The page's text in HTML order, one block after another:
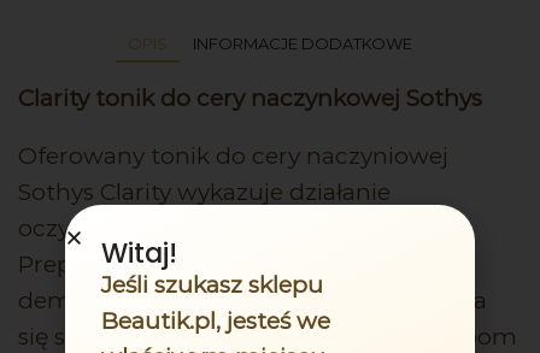
OPIS INFORMACJE DODATKOWE
Clarity tonik do cery naczynkowej Sothys
Oferowany tonik do cery naczyniowej
Sothys Clarity wykazuje działanie
oczyszczające oraz odświeżające skórę.
Preparat sprawdza się świetnie podczas
demakijażu, nie powodując przesuszania
się skóry. Produkt jest dedykowany osobom
Witaj!
Jeśli szukasz sklepu
Beautik.pl, jesteś we